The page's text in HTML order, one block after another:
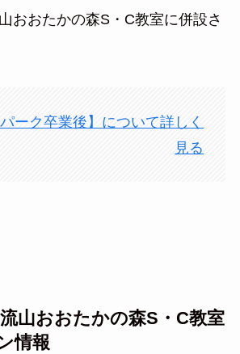
おおたかの森S・C教室に併設さ
パーク卒業後】について詳しく
見る
山おおたかの森S・C教室
情報